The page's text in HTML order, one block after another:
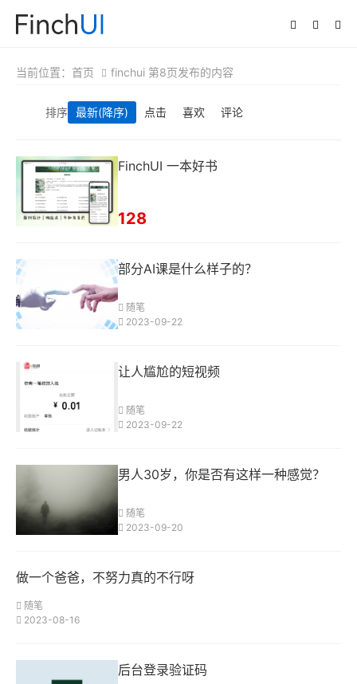
当前位置： 首页 finchui 第8页发布的内容
排序 最新(降序) 点击 喜欢 评论
FinchUI 一本好书
128
部分AI课是什么样子的？
随笔
2023-09-22
让人尴尬的短视频
随笔
2023-09-22
男人30岁，你是否有这样一种感觉？
随笔
2023-09-20
做一个爸爸，不努力真的不行呀
随笔
2023-08-16
后台登录验证码